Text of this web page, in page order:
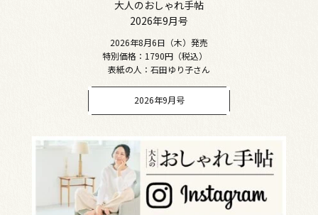
大人のおしゃれ手帖
2026年9月号
2026年8月6日（木）発売
特別価格：1790円（税込）
表紙の人：石田ゆり子さん
2026年9月号